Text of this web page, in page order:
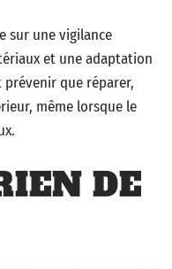
sur une vigilance
et une adaptation
prévenir que réparer,
même lorsque le
DE